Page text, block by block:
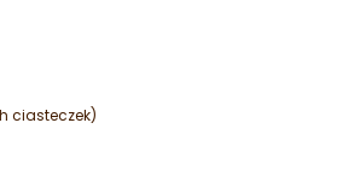
ciasteczek)